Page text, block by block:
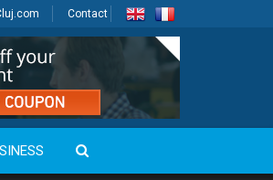
Contact